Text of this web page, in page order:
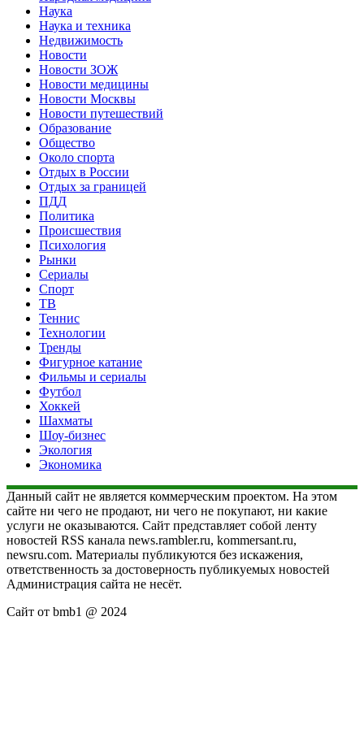
Наука
Наука и техника
Недвижимость
Новости
Новости ЗОЖ
Новости медицины
Новости Москвы
Новости путешествий
Образование
Общество
Около спорта
Отдых в России
Отдых за границей
ПДД
Политика
Происшествия
Психология
Рынки
Сериалы
Спорт
ТВ
Теннис
Технологии
Тренды
Фигурное катание
Фильмы и сериалы
Футбол
Хоккей
Шахматы
Шоу-бизнес
Экология
Экономика
Данный сайт не является коммерческим проектом. На этом
сайте ни чего не продают, ни чего не покупают, ни какие
услуги не оказываются. Сайт представляет собой ленту
новостей RSS канала news.rambler.ru, kommersant.ru,
newsru.com. Материалы публикуются без искажения,
ответственность за достоверность публикуемых новостей
Администрация сайта не несёт.
Сайт от bmb1 @ 2024